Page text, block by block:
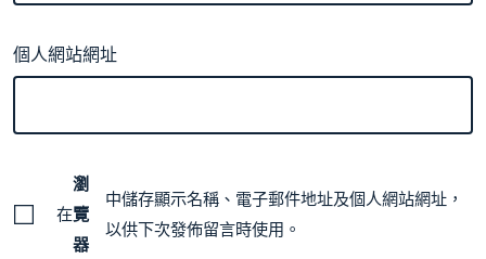
個人網站網址
在
瀏
覽
器
中儲存顯示名稱、電子郵件地址及個人網站網址，
以供下次發佈留言時使用。